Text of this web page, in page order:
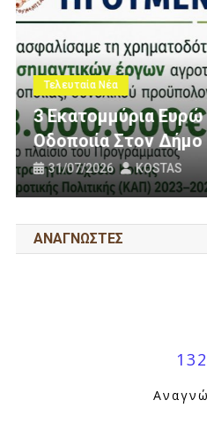
Τελευταία Νέα
Πολίτες
Πανό Μας;
25/07/2026
ΑΝΑΓΝΩΣΤΕΣ